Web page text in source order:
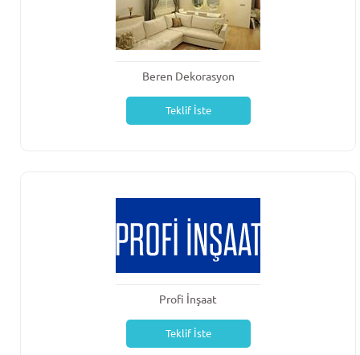
Beren Dekorasyon
Teklif İste
Profi İnşaat
Teklif İste